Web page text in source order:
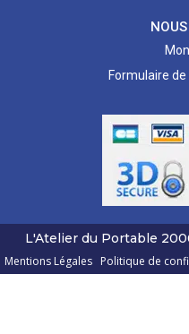
Formulaire
L'Atelier du Portable
Mentions Légales Politique de